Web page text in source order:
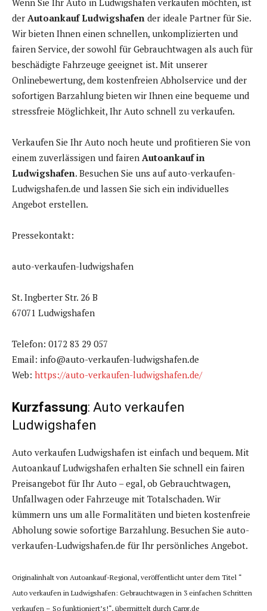
Wenn Sie Ihr Auto in Ludwigshafen verkaufen möchten, ist
der Autoankauf Ludwigshafen der ideale Partner für Sie.
Wir bieten Ihnen einen schnellen, unkomplizierten und
fairen Service, der sowohl für Gebrauchtwagen als auch für
beschädigte Fahrzeuge geeignet ist. Mit unserer
Onlinebewertung, dem kostenfreien Abholservice und der
sofortigen Barzahlung bieten wir Ihnen eine bequeme und
stressfreie Möglichkeit, Ihr Auto schnell zu verkaufen.
Verkaufen Sie Ihr Auto noch heute und profitieren Sie von
einem zuverlässigen und fairen Autoankauf in
Ludwigshafen. Besuchen Sie uns auf auto-verkaufen-
Ludwigshafen.de und lassen Sie sich ein individuelles
Angebot erstellen.
Pressekontakt:
auto-verkaufen-ludwigshafen
St. Ingberter Str. 26 B
67071 Ludwigshafen
Telefon: 0172 83 29 057
Email: info@auto-verkaufen-ludwigshafen.de
Web: https://auto-verkaufen-ludwigshafen.de/
Kurzfassung: Auto verkaufen
Ludwigshafen
Auto verkaufen Ludwigshafen ist einfach und bequem. Mit
Autoankauf Ludwigshafen erhalten Sie schnell ein fairen
Preisangebot für Ihr Auto – egal, ob Gebrauchtwagen,
Unfallwagen oder Fahrzeuge mit Totalschaden. Wir
kümmern uns um alle Formalitäten und bieten kostenfreie
Abholung sowie sofortige Barzahlung. Besuchen Sie auto-
verkaufen-Ludwigshafen.de für Ihr persönliches Angebot.
Originalinhalt von Autoankauf-Regional, veröffentlicht unter dem Titel “
Auto verkaufen in Ludwigshafen: Gebrauchtwagen in 3 einfachen Schritten
verkaufen – So funktioniert’s!“, übermittelt durch Carpr.de